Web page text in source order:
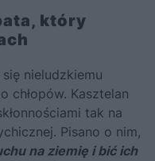
który
nieludzkiemu
chłopów. Kasztelan
tak na
Pisano o nim,
na ziemię i bić ich